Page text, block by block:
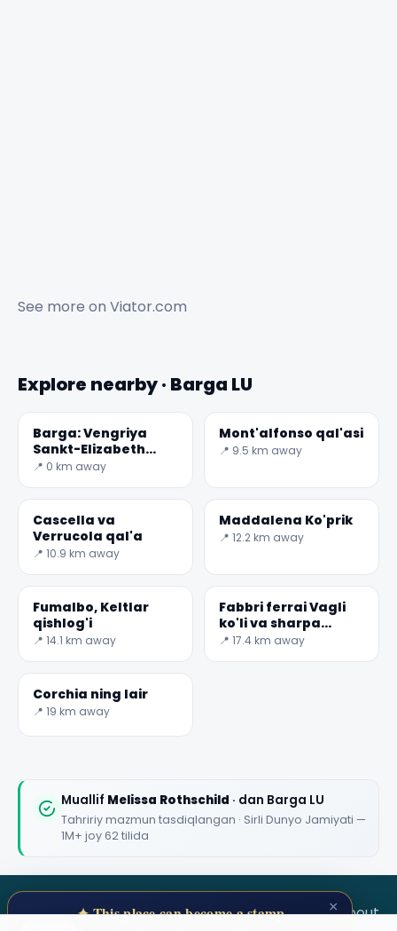
See more on Viator.com
Explore nearby · Barga LU
Barga: Vengriya
Sankt-Elizabeth
cherkovi
📍 0 km away
Mont'alfonso qal'asi
📍 9.5 km away
Cascella va
Verrucola qal'a
📍 10.9 km away
Maddalena Ko'prik
📍 12.2 km away
Fumalbo, Keltlar
qishlog'i
📍 14.1 km away
Fabbri ferrai Vagli
ko'li va sharpa
qishlog'i
📍 17.4 km away
Corchia ning lair
📍 19 km away
Muallif Melissa Rothschild · dan Barga LU
Tahririy mazmun tasdiqlangan · Sirli Dunyo Jamiyati —
1M+ joy 62 tilida
SECRET WORLD TermsPrivacyAbout
×
✦ This place can become a stamp